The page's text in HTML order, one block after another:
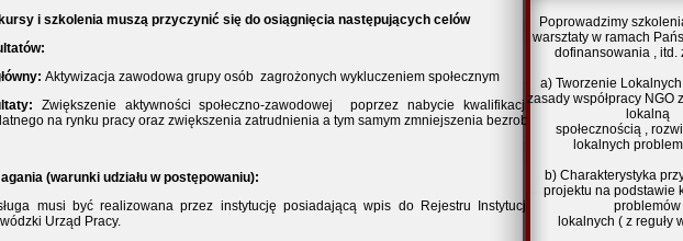
i szkolenia muszą przyczynić się do osiągnięcia następujących celów
Aktywizacja zawodowa grupy osób zagrożonych wykluczeniem społecznym
Zwiększenie aktywności społeczno-zawodowej
poprzez nabycie kwalifikacji zawodowych oraz
na rynku pracy oraz zwiększenia zatrudnienia a tym samym zmniejszenia bezrobocia
(warunki udziału w postępowaniu):
musi być realizowana przez instytucję posiadającą wpis do Rejestru Instytucji Szkoleniowych
Urząd Pracy.
Poprowadzimy
warsztaty w ramach
dofinansowania , itd.
a) Tworzenie
zasady współpracy NGO
lokalną
społecznością ,
lokalnych
b) Charakterystyka
projektu na podstawie
problemów
lokalnych ( z reguły